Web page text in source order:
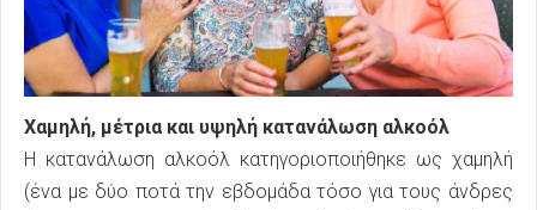
Χαμηλή, μέτρια και υψηλή κατανάλωση αλκοόλ
Η κατανάλωση αλκοόλ κατηγοριοποιήθηκε ως χαμηλή
(ένα με δύο ποτά την εβδομάδα τόσο για τους άνδρες